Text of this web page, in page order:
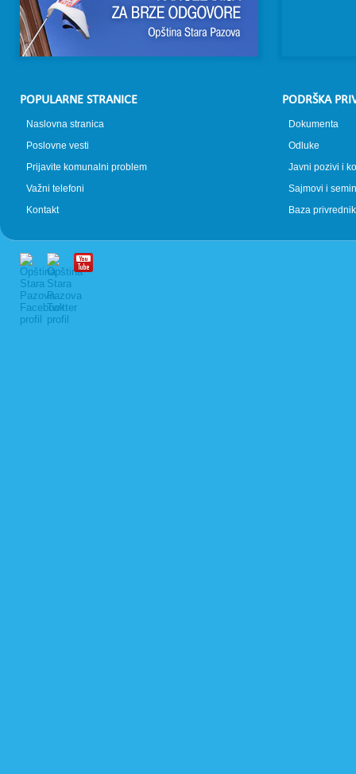
POPULARNE STRANICE
Naslovna stranica
Poslovne vesti
Prijavite komunalni problem
Važni telefoni
Kontakt
PODRŠKA
Dokumenta
Odluke
Javni pozivi i
Sajmovi i
Baza